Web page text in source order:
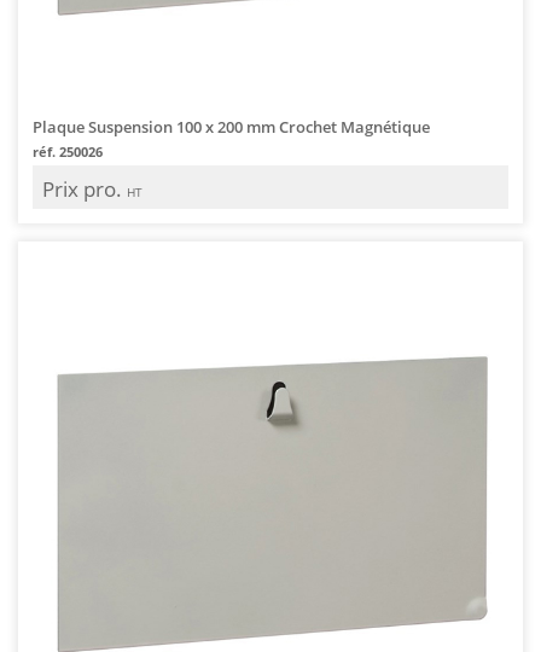
Plaque Suspension 100 x 200 mm Crochet Magnétique
réf. 250026
Prix pro. HT